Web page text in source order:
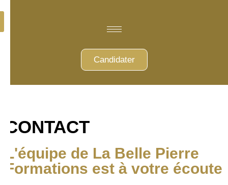
Candidater
CONTACT
L'équipe de La Belle Pierre
Formations est à votre écoute